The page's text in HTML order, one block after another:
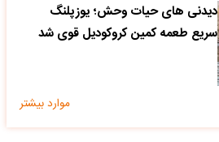
دیدنی های حیات وحش؛ یوزپلنگ
سریع طعمه کمین کروکودیل قوی شد
موارد بیشتر